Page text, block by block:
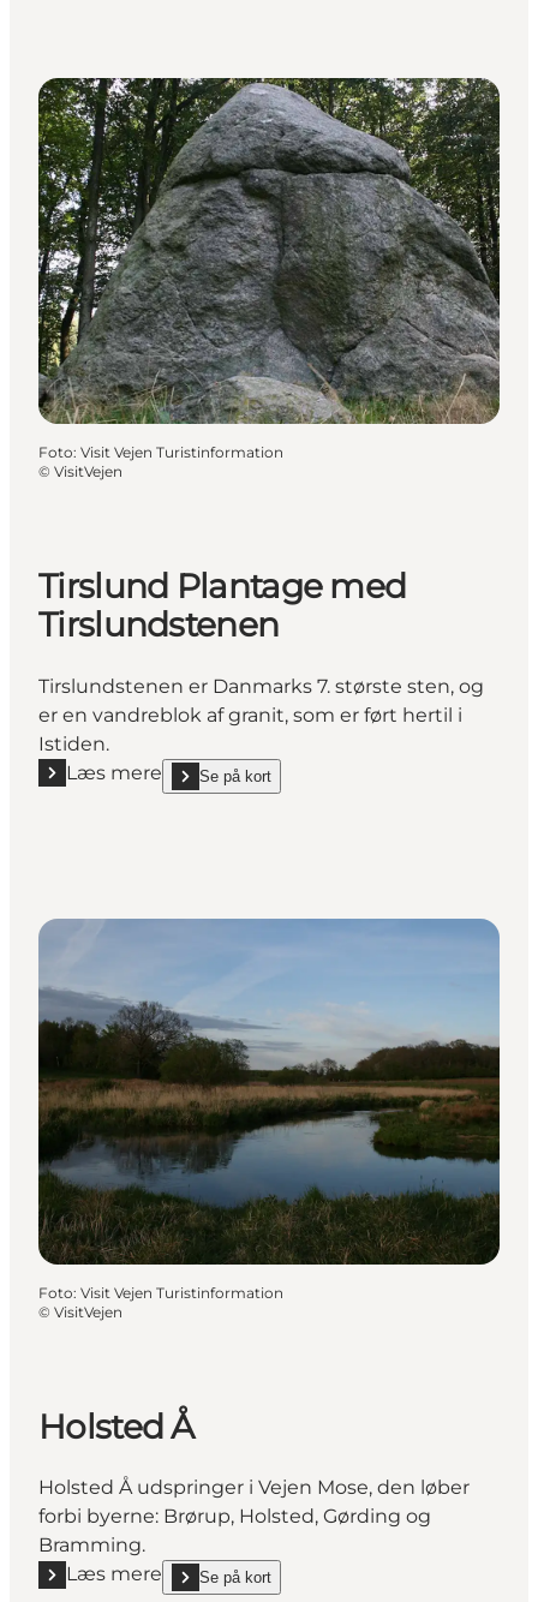
Foto: Visit Vejen Turistinformation
© VisitVejen
Tirslund Plantage med
Tirslundstenen
Tirslundstenen er Danmarks 7. største sten, og
er en vandreblok af granit, som er ført hertil i
Istiden.
Læs mere
Læs mere "Tirslund Plantage med Tirslundstenen"
Se på kort
show Tirslund Plantage med Tirslundstenen on_map
Foto: Visit Vejen Turistinformation
© VisitVejen
Holsted Å
Holsted Å udspringer i Vejen Mose, den løber
forbi byerne: Brørup, Holsted, Gørding og
Bramming.
Læs mere
Læs mere "Holsted Å"
Se på kort
show Holsted Å on_map